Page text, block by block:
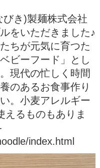
き)製麺株式会社
をいただきました♪
ちが元気に育つた
ビーフード」とし
現代の忙しく時間
のあるお食事作り
。小麦アレルギー
えるものもありま
index.html